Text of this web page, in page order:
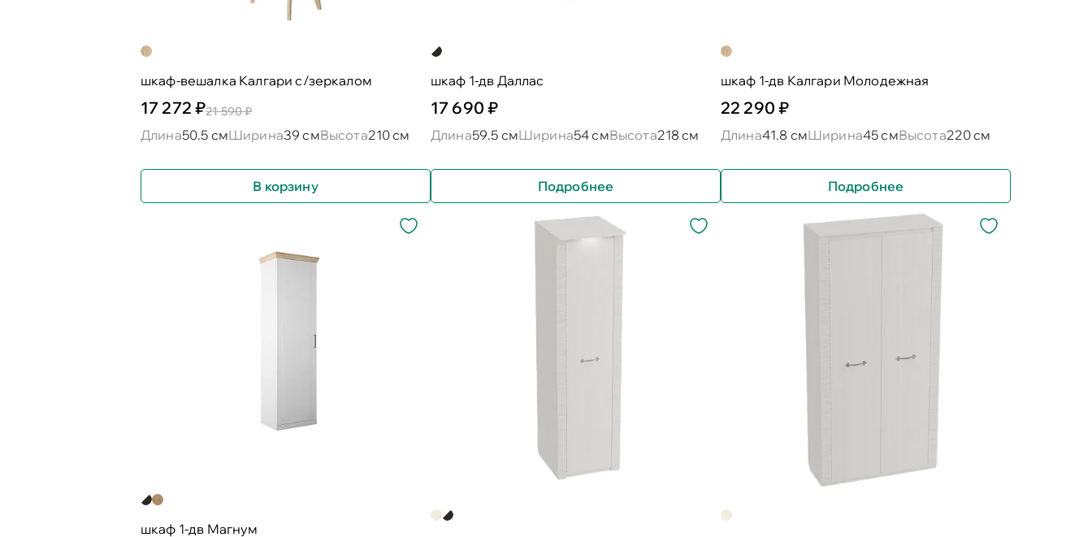
шкаф-вешалка Калгари с/зеркалом
17 272 ₽21 590 ₽
Длина50.5 смШирина39 смВысота210 см
В корзину
шкаф 1-дв Даллас
17 690 ₽
Длина59.5 смШирина54 смВысота218 см
Подробнее
шкаф 1-дв Калгари Молодежная
22 290 ₽
Длина41.8 смШирина45 смВысота220 см
Подробнее
шкаф 1-дв Магнум